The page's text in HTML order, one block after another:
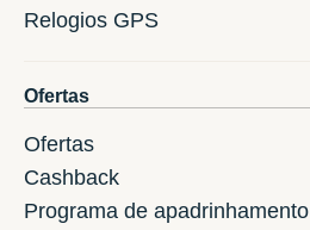
Relogios GPS
Ofertas
Ofertas
Cashback
Programa de apadrinhamento